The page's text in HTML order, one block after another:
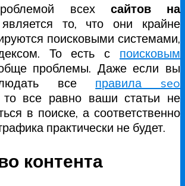
всех сайтов на
является то, что они крайне
поисковыми системами,
То есть с поисковым
проблемы. Даже если вы
все правила seo
то все равно ваши статьи не
в поиске, а соответственно
практически не будет.
контента